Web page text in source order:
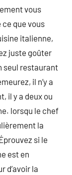
vous
que vous
italienne,
juste goûter
seul restaurant
il n’y a
il y a deux ou
lorsqu le chef
la
si le
est en
d’avoir la